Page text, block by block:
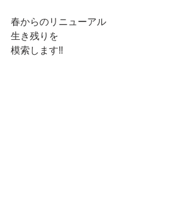
春からのリニューアル
生き残りを
模索します‼️